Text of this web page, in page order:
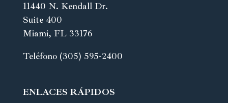
11440 N. Kendall Dr.
Suite 400
Miami, FL 33176
Teléfono (305) 595-2400
ENLACES RÁPIDOS